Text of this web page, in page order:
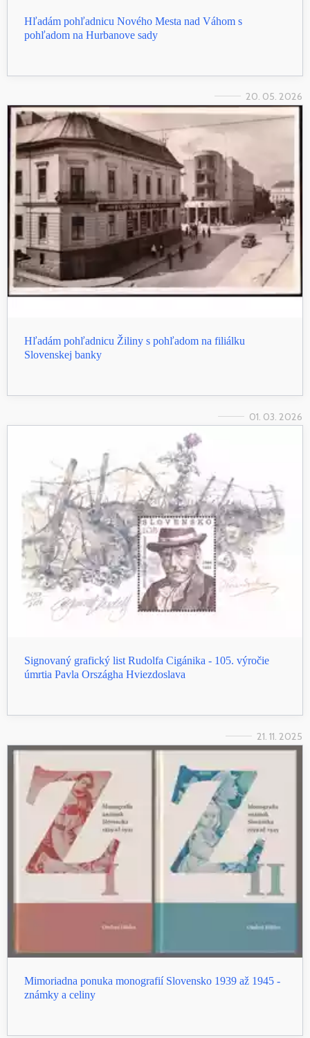
Hľadám pohľadnicu Nového Mesta nad Váhom s
pohľadom na Hurbanove sady
20. 05. 2026
Hľadám pohľadnicu Žiliny s pohľadom na filiálku
Slovenskej banky
01. 03. 2026
Signovaný grafický list Rudolfa Cigánika - 105. výročie
úmrtia Pavla Országha Hviezdoslava
21. 11. 2025
Mimoriadna ponuka monografií Slovensko 1939 až 1945 -
známky a celiny